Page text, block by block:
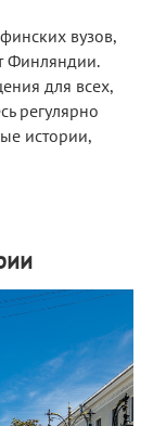
вузов,
Финляндии.
для всех,
регулярно
истории,